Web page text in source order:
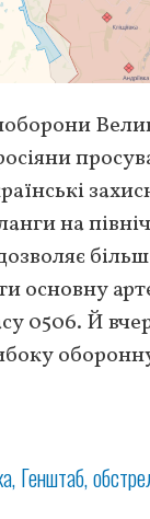
на
більш
основну
0506. Й
Генштаб